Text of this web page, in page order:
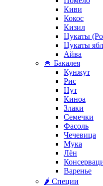
Киви
Кокос
Кизил
Цукаты
Цукаты
Айва
🍚 Бакалея
Кунжут
Рис
Нут
Киноа
Злаки
Семечки
Фасоль
Чечевица
Мука
Лён
Варенье
🌶️ Специи